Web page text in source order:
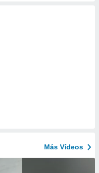
Más Vídeos